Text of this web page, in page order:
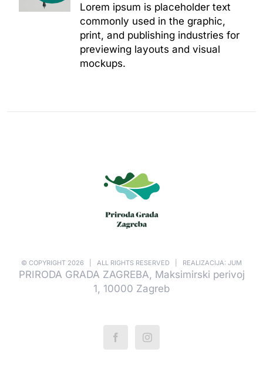
Lorem ipsum is placeholder text
commonly used in the graphic,
print, and publishing industries for
previewing layouts and visual
mockups.
© COPYRIGHT 2026 | ALL RIGHTS RESERVED | REALIZACIJA: JUM
PRIRODA GRADA ZAGREBA, Maksimirski perivoj
1, 10000 Zagreb